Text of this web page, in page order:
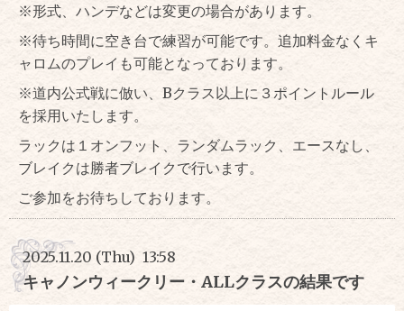
※形式、ハンデなどは変更の場合があります。
※待ち時間に空き台で練習が可能です。追加料金なくキ
ャロムのプレイも可能となっております。
※道内公式戦に倣い、Bクラス以上に３ポイントルール
を採用いたします。
ラックは１オンフット、ランダムラック、エースなし、
ブレイクは勝者ブレイクで行います。
ご参加をお待ちしております。
2025.11.20 (Thu) 13:58
キャノンウィークリー・ALLクラスの結果です